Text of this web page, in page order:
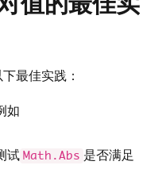
最佳实践：
如
试 Math.Abs 是否满足